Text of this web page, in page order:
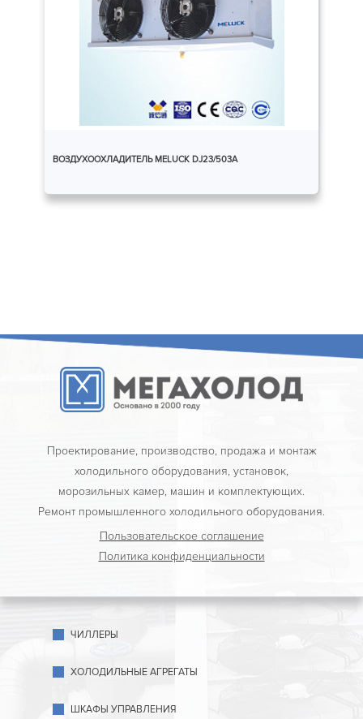
ВОЗДУХООХЛАДИТЕЛЬ MELUCK DJ23/503A
Проектирование, производство, продажа и монтаж
холодильного оборудования, установок,
морозильных камер, машин и комплектующих.
Ремонт промышленного холодильного оборудования.
Пользовательское соглашение
Политика конфиденциальности
ЧИЛЛЕРЫ
ХОЛОДИЛЬНЫЕ АГРЕГАТЫ
ШКАФЫ УПРАВЛЕНИЯ